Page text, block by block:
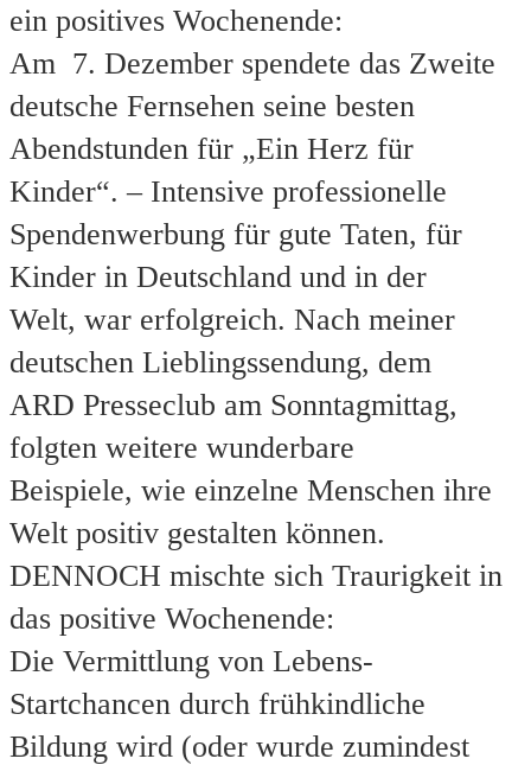
ein positives Wochenende:
Am 7. Dezember spendete das Zweite
deutsche Fernsehen seine besten
Abendstunden für „Ein Herz für
Kinder“. – Intensive professionelle
Spendenwerbung für gute Taten, für
Kinder in Deutschland und in der
Welt, war erfolgreich. Nach meiner
deutschen Lieblingssendung, dem
ARD Presseclub am Sonntagmittag,
folgten weitere wunderbare
Beispiele, wie einzelne Menschen ihre
Welt positiv gestalten können.
DENNOCH mischte sich Traurigkeit in
das positive Wochenende:
Die Vermittlung von Lebens-
Startchancen durch frühkindliche
Bildung wird (oder wurde zumindest